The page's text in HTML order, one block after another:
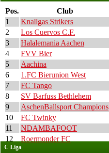
Pos. Club
1
Knallgas Strikers
2
Los Cuervos C.F.
3
Halalemania Aachen
4
FVV Bier
5
Aachina
6
1.FC Bierunion West
7
FC Tango
8
SV Barfuss Bethlehem
9
AschenBallsport Champions
10
FC Twinky
11
NDAMBAFOOT
12
Roermonder FC
C Liga